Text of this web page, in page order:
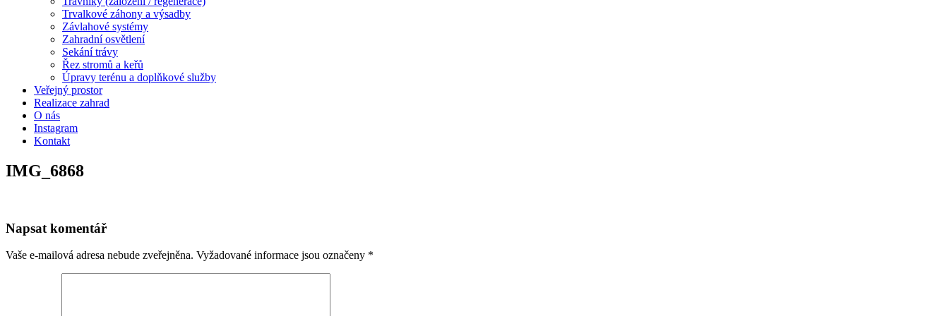
Trvalkové záhony a výsadby
Závlahové systémy
Zahradní osvětlení
Sekání trávy
Řez stromů a keřů
Úpravy terénu a doplňkové služby
Veřejný prostor
Realizace zahrad
O nás
Instagram
Kontakt
IMG_6868
Napsat komentář
Vaše e-mailová adresa nebude zveřejněna. Vyžadované informace jsou označeny *